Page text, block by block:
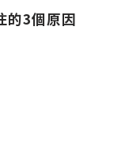
的3個原因